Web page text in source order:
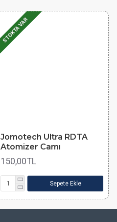
STOKTA VAR
Jomotech Ultra RDTA
Atomizer Camı
150,00TL
Sepete Ekle